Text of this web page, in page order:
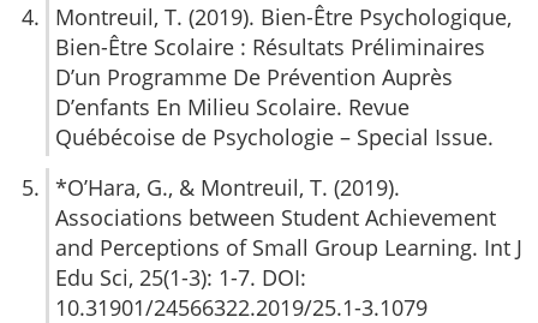
Montreuil, T. (2019). Bien-Être Psychologique,
Bien-Être Scolaire : Résultats Préliminaires
D’un Programme De Prévention Auprès
D’enfants En Milieu Scolaire. Revue
Québécoise de Psychologie – Special Issue.
*O’Hara, G., & Montreuil, T. (2019).
Associations between Student Achievement
and Perceptions of Small Group Learning. Int J
Edu Sci, 25(1-3): 1-7. DOI:
10.31901/24566322.2019/25.1-3.1079